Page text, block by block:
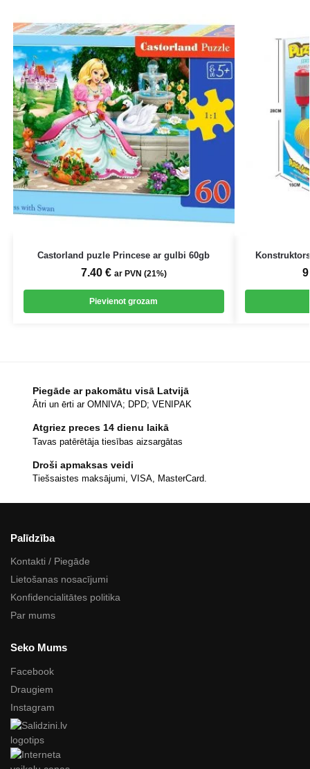
Castorland puzle Princese ar gulbi 60gb
7.40 € ar PVN (21%)
Pievienot grozam
Piegāde ar pakomātu visā Latvijā
Ātri un ērti ar OMNIVA; DPD; VENIPAK
Atgriez preces 14 dienu laikā
Tavas patērētāja tiesības aizsargātas
Droši apmaksas veidi
Tiešsaistes maksājumi, VISA, MasterCard.
Palīdzība
Kontakti / Piegāde
Lietošanas nosacījumi
Konfidencialitātes politika
Par mums
Seko Mums
Facebook
Draugiem
Instagram